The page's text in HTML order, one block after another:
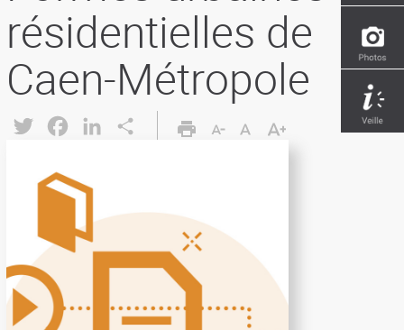
résidentielles de
Caen-Métropole
Twitter FacebookLinkedIn